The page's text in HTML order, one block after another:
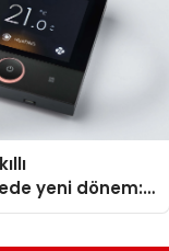
yeni dönem: